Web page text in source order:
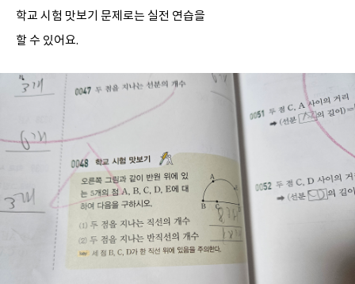
학교 시험 맛보기 문제로는 실전 연습을
할 수 있어요.